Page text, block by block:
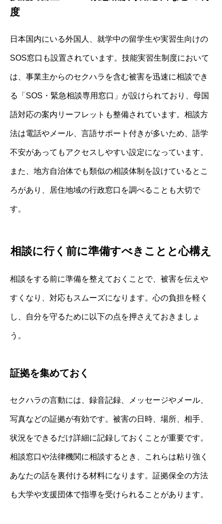
度
日本国内にいる外国人、就学中の留学生や実習生向けの
SOS窓口も設置されています。技能実習生制度において
は、事業主からのセクハラを含む被害を迅速に相談でき
る「SOS・緊急相談専用窓口」が設けられており、母国
語対応の案内リーフレットも整備されています。相談方
法は電話やメール、言語サポート付きが多いため、語学
不安があってもアクセスしやすい設定になっています。
また、地方自治体でも類似の相談体制を設けているとこ
ろがあり、居住地域の行政窓口を調べることも大切で
す。
相談に行く前に準備すべきことと心構え
相談をする前に準備を整えておくことで、被害を伝えや
すくなり、対応もスムーズになります。心の負担を軽く
し、自分を守るために以下の点を押さえておきましょ
う。
証拠を集めておく
セクハラの言動には、録音記録、メッセージやメール、
写真などの証拠が有効です。被害の日時、場所、相手、
状況をできるだけ詳細に記録しておくことが重要です。
相談窓口や法律機関に相談するとき、これらは粘り強く
あなたの話を裏付ける材料になります。証拠保全の方法
も大学や支援団体で指導を受けられることがあります。